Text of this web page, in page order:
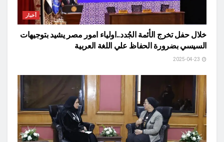
أخبار
خلال حفل تخرج الأئمة الجُدد..اولياء امور مصر يشيد بتوجيهات
السيسي بضرورة الحفاظ علي اللغة العربية